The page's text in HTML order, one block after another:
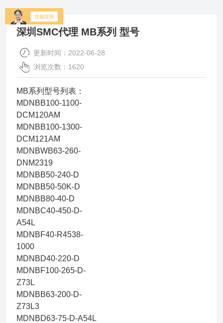
深圳SMC代理 MB系列 型号
更新时间：2022-06-28
浏览次数：1620
MB系列型号列表：
MDNBB100-1100-
DCM120AM
MDNBB100-1300-
DCM121AM
MDNBWB63-260-
DNM2319
MDNBB50-240-D
MDNBB50-50K-D
MDNBB80-40-D
MDNBC40-450-D-
A54L
MDNBF40-R4538-
1000
MDNBD40-220-D
MDNBF100-265-D-
Z73L
MDNBB63-200-D-
Z73L3
MDNBD63-75-D-A54L